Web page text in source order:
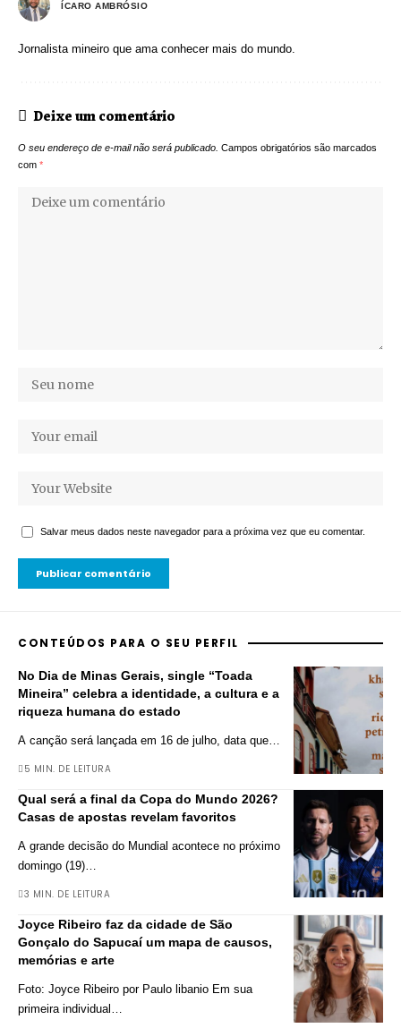
ÍCARO AMBRÓSIO
Jornalista mineiro que ama conhecer mais do mundo.
Deixe um comentário
O seu endereço de e-mail não será publicado. Campos obrigatórios são marcados
com *
Salvar meus dados neste navegador para a próxima vez que eu comentar.
CONTEÚDOS PARA O SEU PERFIL
No Dia de Minas Gerais, single “Toada
Mineira” celebra a identidade, a cultura e a
riqueza humana do estado
A canção será lançada em 16 de julho, data que…
5 MIN. DE LEITURA
Qual será a final da Copa do Mundo 2026?
Casas de apostas revelam favoritos
A grande decisão do Mundial acontece no próximo
domingo (19)…
3 MIN. DE LEITURA
Joyce Ribeiro faz da cidade de São
Gonçalo do Sapucaí um mapa de causos,
memórias e arte
Foto: Joyce Ribeiro por Paulo libanio Em sua
primeira individual …